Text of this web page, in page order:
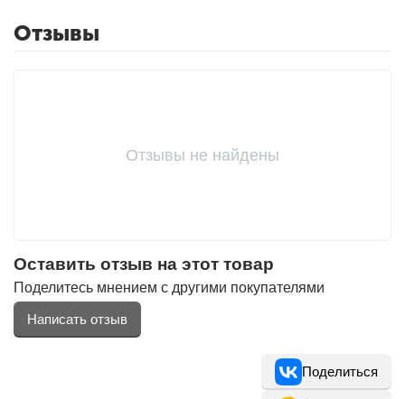
Отзывы
Отзывы не найдены
Оставить отзыв на этот товар
Поделитесь мнением с другими покупателями
Написать отзыв
Поделиться